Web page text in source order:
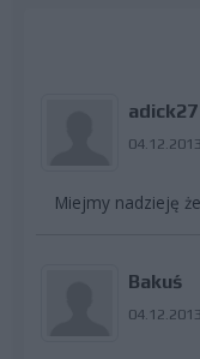
adick27
Miejmy nadzieję
Bakuś